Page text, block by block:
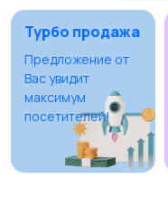
смешивание
Кулеры и фильтры для
воды
Турбо продажа
Предложение от
Вас увидит
максимум
посетителей!